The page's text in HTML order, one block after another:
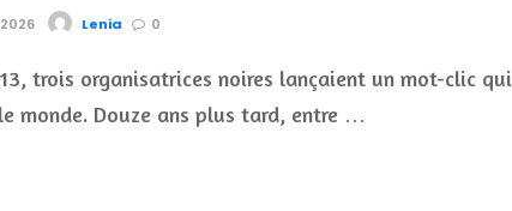
Lenia 0
trois organisatrices noires lançaient un mot-clic qui
monde. Douze ans plus tard, entre …